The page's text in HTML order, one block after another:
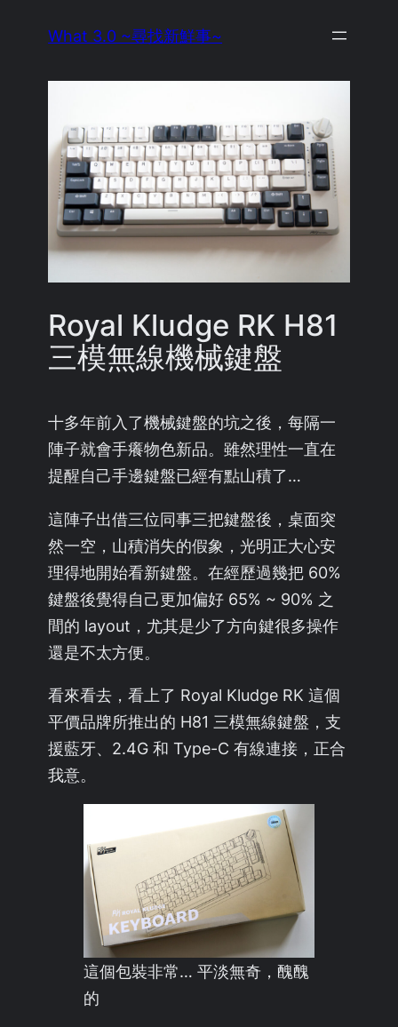
What 3.0 ~尋找新鮮事~
Royal Kludge RK H81
三模無線機械鍵盤
十多年前入了機械鍵盤的坑之後，每隔一
陣子就會手癢物色新品。雖然理性一直在
提醒自己手邊鍵盤已經有點山積了…
這陣子出借三位同事三把鍵盤後，桌面突
然一空，山積消失的假象，光明正大心安
理得地開始看新鍵盤。在經歷過幾把 60%
鍵盤後覺得自己更加偏好 65% ~ 90% 之
間的 layout，尤其是少了方向鍵很多操作
還是不太方便。
看來看去，看上了 Royal Kludge RK 這個
平價品牌所推出的 H81 三模無線鍵盤，支
援藍牙、2.4G 和 Type-C 有線連接，正合
我意。
這個包裝非常… 平淡無奇，醜醜
的